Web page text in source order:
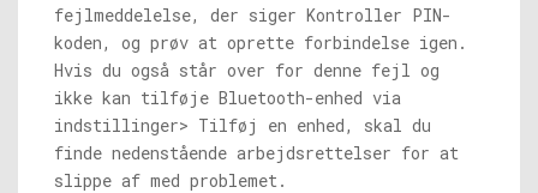
fejlmeddelelse, der siger Kontroller PIN-
koden, og prøv at oprette forbindelse igen.
Hvis du også står over for denne fejl og
ikke kan tilføje Bluetooth-enhed via
indstillinger> Tilføj en enhed, skal du
finde nedenstående arbejdsrettelser for at
slippe af med problemet.